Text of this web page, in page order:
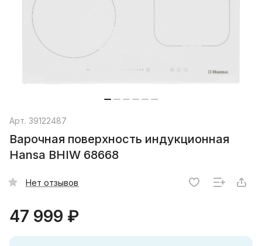
Арт. 39122487
Варочная поверхность индукционная
Hansa BHIW 68668
Нет отзывов
47 999 ₽